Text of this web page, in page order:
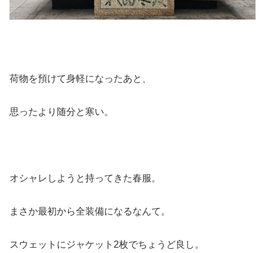
荷物を預けて身軽になったあと、
思ったより随分と寒い。
オシャレしようと持ってきた春服。
まさか最初から全装備になるなんて。
スウェットにジャケット2枚でちょうど良し。